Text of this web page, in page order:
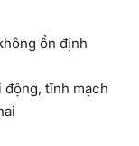
ổn định
động, tĩnh mạch